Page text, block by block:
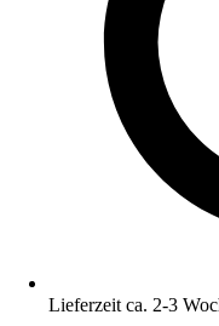
Lieferzeit ca. 2-3